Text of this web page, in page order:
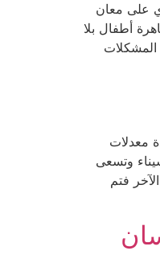
على معان
أطفال بلا
المشكلات
معدلات
وتسعى
فتم
سان